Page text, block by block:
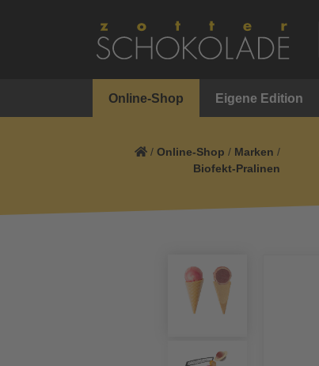
Online-Shop Eigene Edition
/ Online-Shop / Marken /
Biofekt-Pralinen